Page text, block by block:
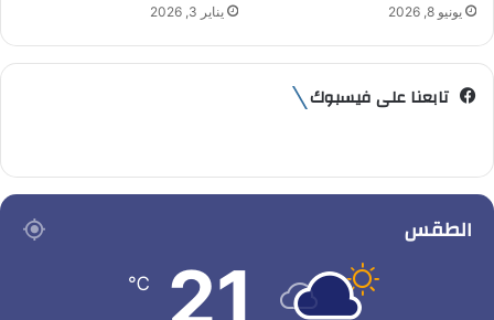
يونيو 8, 2026 يناير 3, 2026
تابعنا على فيسبوك
الطقس
21
℃